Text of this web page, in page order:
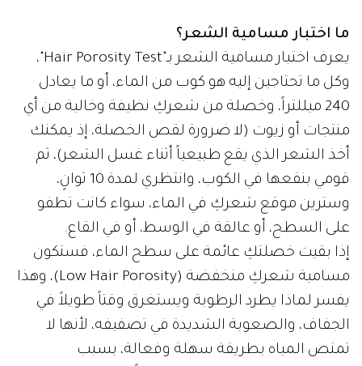
ما اختبار مسامية الشعر؟
يعرف اختبار مسامية الشعر بـ"Hair Porosity Test"،
وكل ما تحتاجين إليه هو كوب من الماء، أو ما يعادل
240 ميللتراً، وخصلة من شعركِ نظيفة وخالية من أي
منتجات أو زيوت (لا ضرورة لقص الخصلة، إذ يمكنك
أخذ الشعر الذي يقع طبيعياً أثناء غسل الشعر)، ثم
قومي بنقعها في الكوب، وانتظري لمدة 10 ثوانٍ،
وسترين موقع شعركِ في الماء، سواء كانت تطفو
على السطح، أو عالقة في الوسط، أو في القاع.
إذا بقيت خصلتكِ عائمة على سطح الماء، فستكون
مسامية شعركِ منخفضة (Low Hair Porosity)، وهذا
يفسر لماذا يطرد الرطوبة ويستغرق وقتاً طويلاً في
الجفاف، والصعوبة الشديدة في تصفيفه، لأنها لا
تمتص المياه بطريقة سهلة وفعالة، بسبب